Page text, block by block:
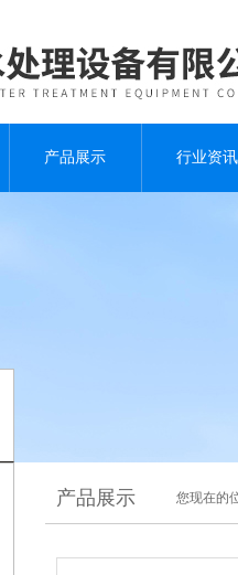
产品展示 行业资讯
产品展示 您现在的